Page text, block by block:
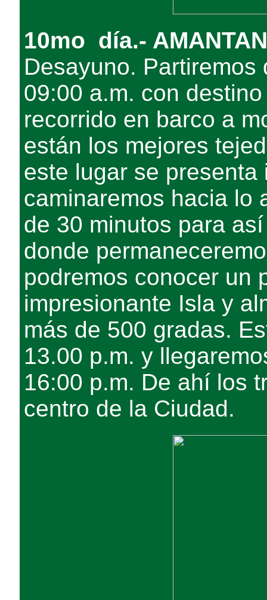
10mo día.-
Desayuno.
09:00 a.m. con
recorrido en barco a
están los mejores
este lugar se
caminaremos hacia lo
de 30 minutos para
donde
podremos conocer un
impresionante Isla y
más de 500 gradas.
13.00 p.m. y
16:00 p.m. De ahí los
centro de la Ciudad.